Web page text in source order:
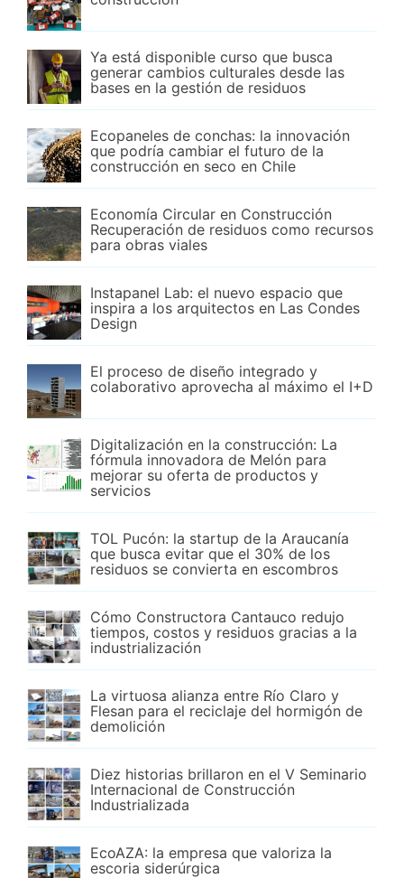
Ya está disponible curso que busca
generar cambios culturales desde las
bases en la gestión de residuos
Ecopaneles de conchas: la innovación
que podría cambiar el futuro de la
construcción en seco en Chile
Economía Circular en Construcción
Recuperación de residuos como recursos
para obras viales
Instapanel Lab: el nuevo espacio que
inspira a los arquitectos en Las Condes
Design
El proceso de diseño integrado y
colaborativo aprovecha al máximo el I+D
Digitalización en la construcción: La
fórmula innovadora de Melón para
mejorar su oferta de productos y
servicios
TOL Pucón: la startup de la Araucanía
que busca evitar que el 30% de los
residuos se convierta en escombros
Cómo Constructora Cantauco redujo
tiempos, costos y residuos gracias a la
industrialización
La virtuosa alianza entre Río Claro y
Flesan para el reciclaje del hormigón de
demolición
Diez historias brillaron en el V Seminario
Internacional de Construcción
Industrializada
EcoAZA: la empresa que valoriza la
escoria siderúrgica